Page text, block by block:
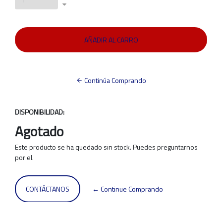
Continúa Comprando
DISPONIBILIDAD:
Agotado
Este producto se ha quedado sin stock. Puedes preguntarnos
por el.
CONTÁCTANOS ← Continue Comprando